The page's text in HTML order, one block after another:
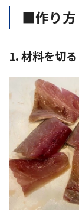
■作り方
1. 材料を切る